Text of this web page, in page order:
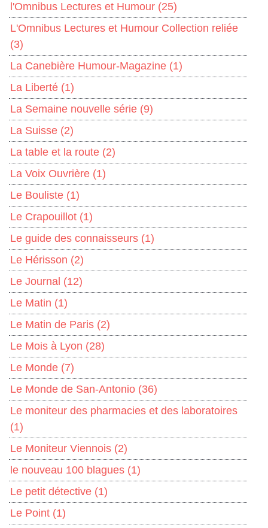
l'Omnibus Lectures et Humour (25)
L'Omnibus Lectures et Humour Collection reliée
(3)
La Canebière Humour-Magazine (1)
La Liberté (1)
La Semaine nouvelle série (9)
La Suisse (2)
La table et la route (2)
La Voix Ouvrière (1)
Le Bouliste (1)
Le Crapouillot (1)
Le guide des connaisseurs (1)
Le Hérisson (2)
Le Journal (12)
Le Matin (1)
Le Matin de Paris (2)
Le Mois à Lyon (28)
Le Monde (7)
Le Monde de San-Antonio (36)
Le moniteur des pharmacies et des laboratoires
(1)
Le Moniteur Viennois (2)
le nouveau 100 blagues (1)
Le petit détective (1)
Le Point (1)